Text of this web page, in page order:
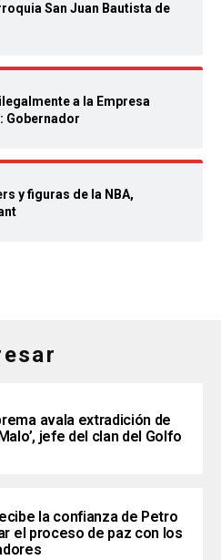
San Juan Bautista de
a la Empresa
Gobernador
y figuras de la NBA,
avala extradición de
jefe del clan del Golfo
la confianza de Petro
el proceso de paz con los